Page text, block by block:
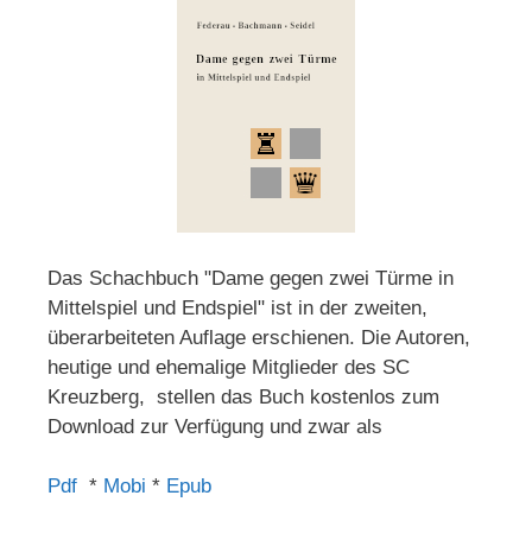
Das Schachbuch "Dame gegen zwei Türme in
Mittelspiel und Endspiel" ist in der zweiten,
überarbeiteten Auflage erschienen. Die Autoren,
heutige und ehemalige Mitglieder des SC
Kreuzberg, stellen das Buch kostenlos zum
Download zur Verfügung und zwar als
Pdf * Mobi * Epub